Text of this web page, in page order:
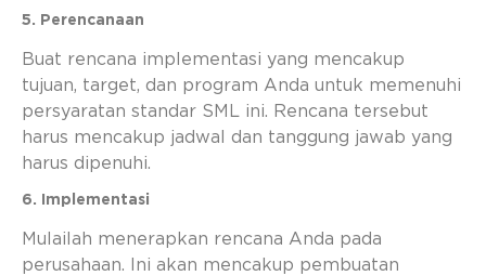
5. Perencanaan
Buat rencana implementasi yang mencakup
tujuan, target, dan program Anda untuk memenuhi
persyaratan standar SML ini. Rencana tersebut
harus mencakup jadwal dan tanggung jawab yang
harus dipenuhi.
6. Implementasi
Mulailah menerapkan rencana Anda pada
perusahaan. Ini akan mencakup pembuatan